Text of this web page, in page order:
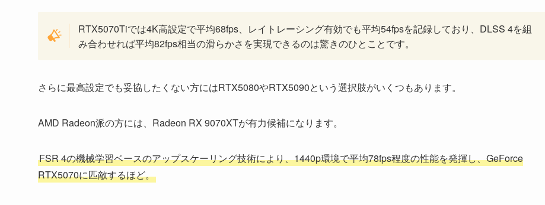
RTX5070Tiでは4K高設定で平均68fps、レイトレーシング有効でも平均54fpsを記録しており、DLSS 4を組
み合わせれば平均82fps相当の滑らかさを実現できるのは驚きのひとことです。
さらに最高設定でも妥協したくない方にはRTX5080やRTX5090という選択肢がいくつもあります。
AMD Radeon派の方には、Radeon RX 9070XTが有力候補になります。
FSR 4の機械学習ベースのアップスケーリング技術により、1440p環境で平均78fps程度の性能を発揮し、GeForce
RTX5070に匹敵するほど。